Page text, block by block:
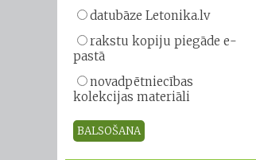
datubāze Letonika.lv
rakstu kopiju piegāde e-
pastā
novadpētniecības
kolekcijas materiāli